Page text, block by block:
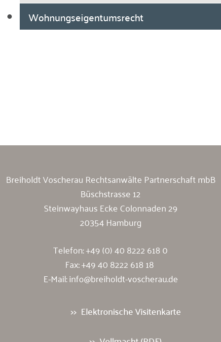
Wohnungseigentumsrecht
Breiholdt Voscherau Rechtsanwälte Partnerschaft mbB
Büschstrasse 12
Steinwayhaus Ecke Colonnaden 29
20354 Hamburg
Telefon:+49 (0) 40 8222 618 0
Fax: +49 40 8222 618 18
E-Mail:info@breiholdt-voscherau.de
Elektronische Visitenkarte